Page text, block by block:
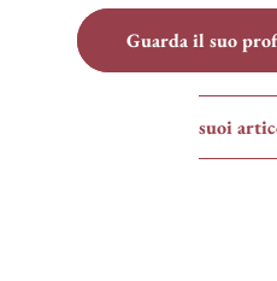
Guarda il suo
suoi